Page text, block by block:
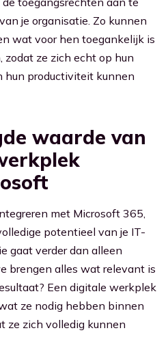
je organisatie. Zo kunnen
wat voor hen toegankelijk is
zodat ze zich echt op hun
hun productiviteit kunnen
waarde van
met Microsoft 365,
potentieel van je IT-
gaat verder dan alleen
brengen alles wat relevant is
Een digitale werkplek
ze nodig hebben binnen
ze zich volledig kunnen